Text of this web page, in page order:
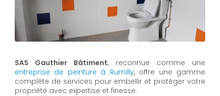
SAS Gauthier Bâtiment, reconnue comme une
entreprise de peinture à Rumilly, offre une gamme
complète de services pour embellir et protéger votre
propriété avec expertise et finesse.